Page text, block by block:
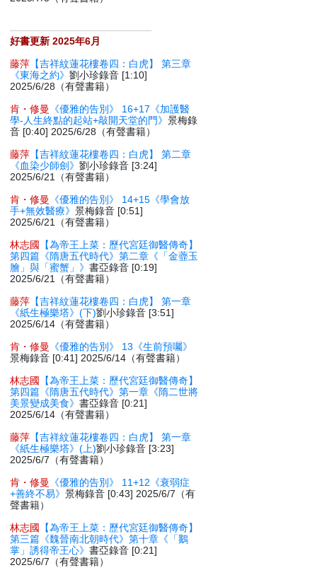
好書更新 2025年6月
藤萍 【吉祥紋蓮花樓卷四：白虎】 第三章
《東海之約》劉小珍錄音 [1:10]
2025/6/28（有聲書籍）
肯・修曼
《優雅的告別》 16+17《加護醫
學-人生終點的起站+敲開天堂的門》景梅錄
音 [0:40] 2025/6/28（有聲書籍）
藤萍 【吉祥紋蓮花樓卷四：白虎】 第二章
《血染少師劍》劉小珍錄音 [3:24]
2025/6/21（有聲書籍）
肯・修曼
《優雅的告別》 14+15《學會放
手+無效醫療》景梅錄音 [0:51]
2025/6/21（有聲書籍）
林志國
【為帝王上菜：歷代宮廷御醫傳奇】
第四篇《隋唐五代時代》第二章《「金虀玉
膾」與「蜜蟹」》書亞錄音 [0:19]
2025/6/21（有聲書籍）
藤萍 【吉祥紋蓮花樓卷四：白虎】 第一章
《紙生極樂塔》(下)劉小珍錄音 [3:51]
2025/6/14（有聲書籍）
肯・修曼
《優雅的告別》 13《生前預囑》
景梅錄音 [0:41] 2025/6/14（有聲書籍）
林志國
【為帝王上菜：歷代宮廷御醫傳奇】
第四篇《隋唐五代時代》第一章《隋二世將
美景變成美食》書亞錄音 [0:21]
2025/6/14（有聲書籍）
藤萍 【吉祥紋蓮花樓卷四：白虎】 第一章
《紙生極樂塔》(上)劉小珍錄音 [3:23]
2025/6/7（有聲書籍）
肯・修曼
《優雅的告別》 11+12《衰弱症
+善終不易》景梅錄音 [0:43] 2025/6/7（有
聲書籍）
林志國
【為帝王上菜：歷代宮廷御醫傳奇】
第三篇《魏晉南北朝時代》第十章《「鵝
掌」誘得帝王心》書亞錄音 [0:21]
2025/6/7（有聲書籍）